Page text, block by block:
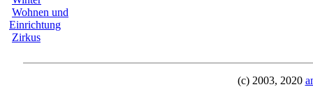
Wohnen und
Einrichtung
Zirkus
(c) 2003, 2020